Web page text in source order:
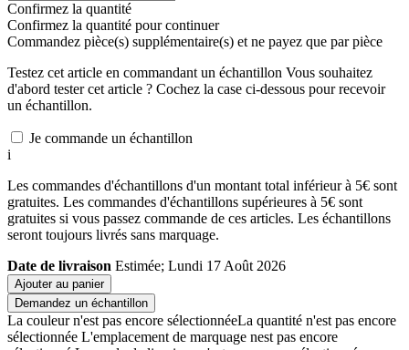
Confirmez la quantité
Confirmez la quantité pour continuer
Commandez pièce(s) supplémentaire(s) et ne payez que par pièce
Testez cet article en commandant un échantillon Vous souhaitez
d'abord tester cet article ? Cochez la case ci-dessous pour recevoir
un échantillon.
Je commande un échantillon
i
Les commandes d'échantillons d'un montant total inférieur à 5€ sont
gratuites. Les commandes d'échantillons supérieures à 5€ sont
gratuites si vous passez commande de ces articles. Les échantillons
seront toujours livrés sans marquage.
Date de livraison Estimée; Lundi 17 Août 2026
Ajouter au panier
Demandez un échantillon
La couleur n'est pas encore sélectionnéeLa quantité n'est pas encore
sélectionnée L'emplacement de marquage nest pas encore